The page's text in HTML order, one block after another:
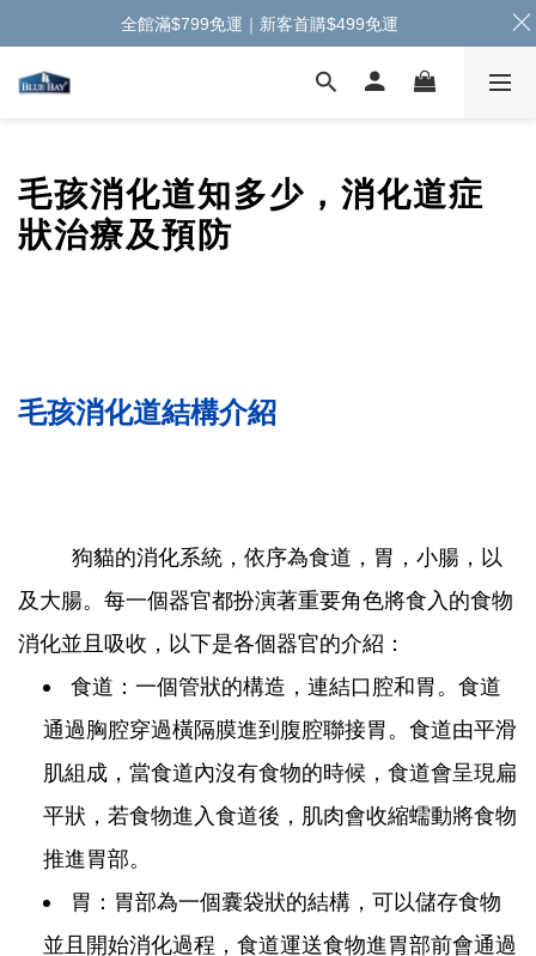
毛孩消化道知多少，消化道症
狀治療及預防
毛孩消化道結構介紹
狗貓的消化系統，依序為食道，胃，小腸，以
及大腸。每一個器官都扮演著重要角色將食入的食物
消化並且吸收，以下是各個器官的介紹：
食道：一個管狀的構造，連結口腔和胃。食道
通過胸腔穿過橫隔膜進到腹腔聯接胃。食道由平滑
肌組成，當食道內沒有食物的時候，食道會呈現扁
平狀，若食物進入食道後，肌肉會收縮蠕動將食物
推進胃部。
胃：胃部為一個囊袋狀的結構，可以儲存食物
並且開始消化過程，食道運送食物進胃部前會通過
全館滿$799免運｜新客首購$499免運